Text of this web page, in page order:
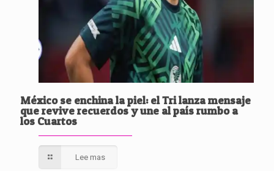
México se enchina la piel: el Tri lanza mensaje
que revive recuerdos y une al país rumbo a
los Cuartos
Lee mas